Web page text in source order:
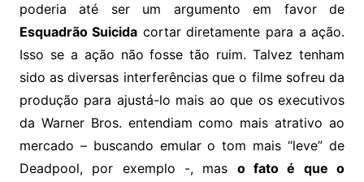
poderia até ser um argumento em favor de
Esquadrão Suicida cortar diretamente para a ação.
Isso se a ação não fosse tão ruim. Talvez tenham
sido as diversas interferências que o filme sofreu da
produção para ajustá-lo mais ao que os executivos
da Warner Bros. entendiam como mais atrativo ao
mercado – buscando emular o tom mais “leve” de
Deadpool, por exemplo -, mas o fato é que o